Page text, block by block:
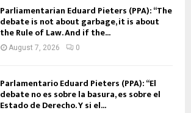
Parliamentarian Eduard Pieters (PPA): “The
debate is not about garbage, it is about
the Rule of Law. And if the...
August 7, 2026 0
Parlamentario Eduard Pieters (PPA): “El
debate no es sobre la basura, es sobre el
Estado de Derecho. Y si el...